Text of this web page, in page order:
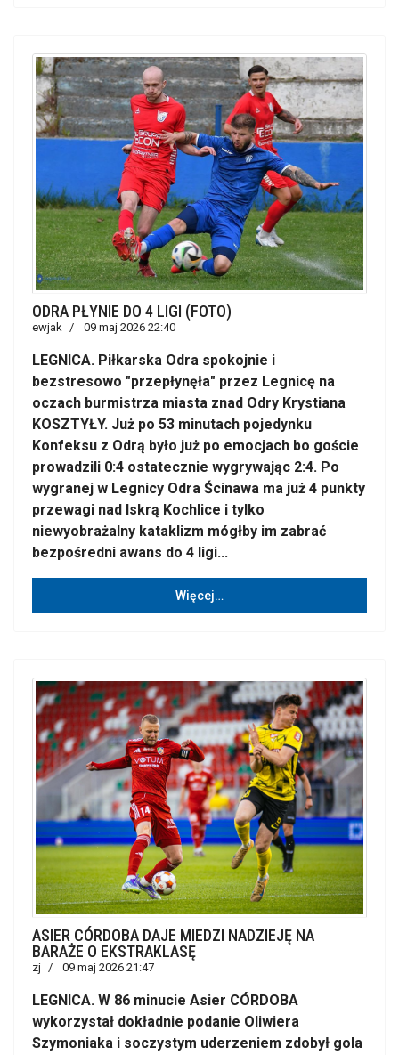
ODRA PŁYNIE DO 4 LIGI (FOTO)
ewjak 09 maj 2026 22:40
LEGNICA. Piłkarska Odra spokojnie i
bezstresowo "przepłynęła" przez Legnicę na
oczach burmistrza miasta znad Odry Krystiana
KOSZTYŁY. Już po 53 minutach pojedynku
Konfeksu z Odrą było już po emocjach bo goście
prowadzili 0:4 ostatecznie wygrywając 2:4. Po
wygranej w Legnicy Odra Ścinawa ma już 4 punkty
przewagi nad Iskrą Kochlice i tylko
niewyobrażalny kataklizm mógłby im zabrać
bezpośredni awans do 4 ligi...
Więcej…
ASIER CÓRDOBA DAJE MIEDZI NADZIEJĘ NA
BARAŻE O EKSTRAKLASĘ
zj 09 maj 2026 21:47
LEGNICA. W 86 minucie Asier CÓRDOBA
wykorzystał dokładnie podanie Oliwiera
Szymoniaka i soczystym uderzeniem zdobył gola